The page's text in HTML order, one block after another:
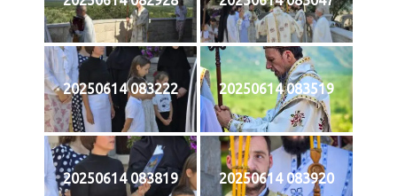
20250614 083222 20250614 083519
20250614 083819 20250614 083920